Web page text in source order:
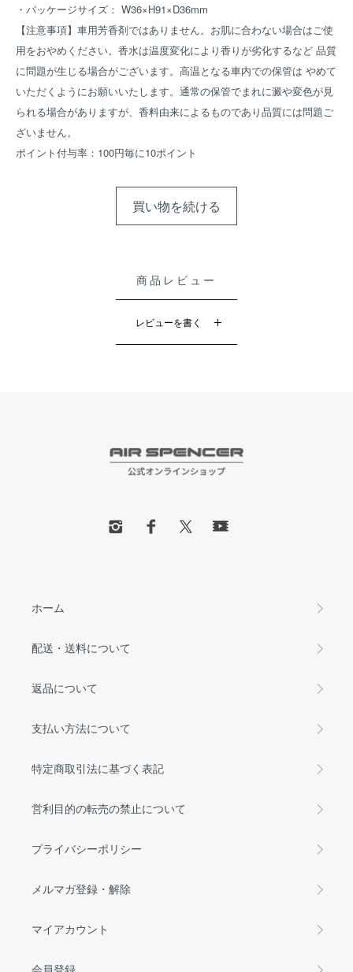
・パッケージサイズ： W36×H91×D36mm
【注意事項】車用芳香剤ではありません。お肌に合わない場合はご使
用をおやめください。香水は温度変化により香りが劣化するなど 品質
に問題が生じる場合がございます。高温となる車内での保管は やめて
いただくようにお願いいたします。通常の保管でまれに澱や変色が見
られる場合がありますが、香料由来によるものであり品質には問題ご
ざいません。
ポイント付与率：100円毎に10ポイント
買い物を続ける
商品レビュー
レビューを書く
ホーム
配送・送料について
返品について
支払い方法について
特定商取引法に基づく表記
営利目的の転売の禁止について
プライバシーポリシー
メルマガ登録・解除
マイアカウント